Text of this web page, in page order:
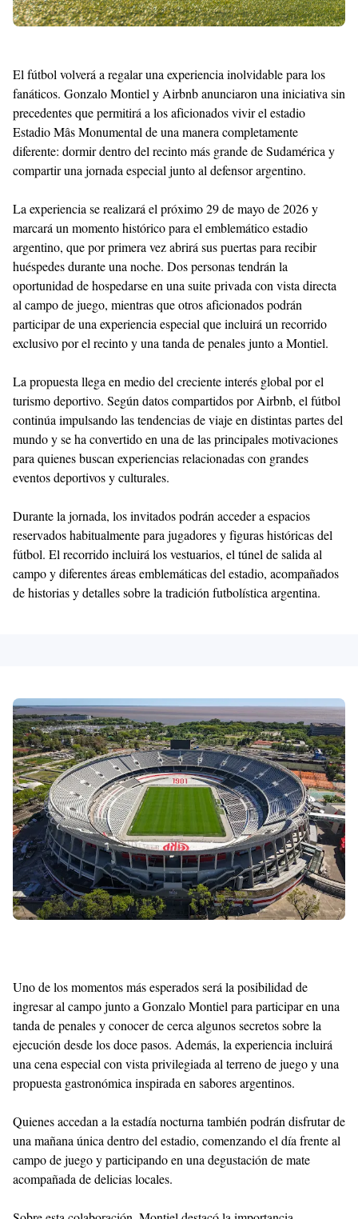
El fútbol volverá a regalar una experiencia inolvidable para los
fanáticos. Gonzalo Montiel y Airbnb anunciaron una iniciativa sin
precedentes que permitirá a los aficionados vivir el estadio
Estadio Mâs Monumental de una manera completamente
diferente: dormir dentro del recinto más grande de Sudamérica y
compartir una jornada especial junto al defensor argentino.
La experiencia se realizará el próximo 29 de mayo de 2026 y
marcará un momento histórico para el emblemático estadio
argentino, que por primera vez abrirá sus puertas para recibir
huéspedes durante una noche. Dos personas tendrán la
oportunidad de hospedarse en una suite privada con vista directa
al campo de juego, mientras que otros aficionados podrán
participar de una experiencia especial que incluirá un recorrido
exclusivo por el recinto y una tanda de penales junto a Montiel.
La propuesta llega en medio del creciente interés global por el
turismo deportivo. Según datos compartidos por Airbnb, el fútbol
continúa impulsando las tendencias de viaje en distintas partes del
mundo y se ha convertido en una de las principales motivaciones
para quienes buscan experiencias relacionadas con grandes
eventos deportivos y culturales.
Durante la jornada, los invitados podrán acceder a espacios
reservados habitualmente para jugadores y figuras históricas del
fútbol. El recorrido incluirá los vestuarios, el túnel de salida al
campo y diferentes áreas emblemáticas del estadio, acompañados
de historias y detalles sobre la tradición futbolística argentina.
Uno de los momentos más esperados será la posibilidad de
ingresar al campo junto a Gonzalo Montiel para participar en una
tanda de penales y conocer de cerca algunos secretos sobre la
ejecución desde los doce pasos. Además, la experiencia incluirá
una cena especial con vista privilegiada al terreno de juego y una
propuesta gastronómica inspirada en sabores argentinos.
Quienes accedan a la estadía nocturna también podrán disfrutar de
una mañana única dentro del estadio, comenzando el día frente al
campo de juego y participando en una degustación de mate
acompañada de delicias locales.